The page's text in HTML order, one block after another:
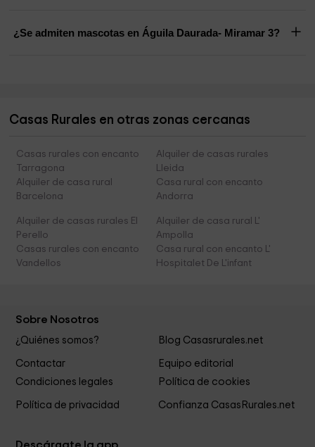
¿Se admiten mascotas en Águila Daurada- Miramar 3?
Casas Rurales en otras zonas cercanas
Casas rurales con encanto
Tarragona
Alquiler de casas rurales
Lleida
Alquiler de casa rural
Barcelona
Casa rural con encanto
Andorra
Alquiler de casas rurales El
Perello
Alquiler de casa rural L'
Ampolla
Casas rurales con encanto
Vandellos
Casa rural con encanto L'
Hospitalet De L'infant
Sobre Nosotros
¿Quiénes somos? Blog Casasrurales.net
Contactar
Equipo editorial
Condiciones legales
Política de cookies
Política de privacidad Confianza CasasRurales.net